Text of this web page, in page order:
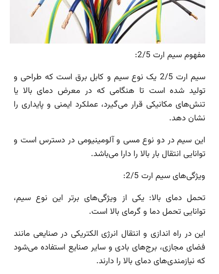
مفهوم سیم ارت 2/5:
سیم ارت 2/5 یک نوع سیم و کابل برق است که طراحی و
تولید شده است تا هنگامی که در معرض دمای بالا یا
تنش‌های مکانیکی قرار می‌گیرد، عملکرد ایمنی و پایداری را
نشان دهد.
این سیم در دو نوع مسی و آلومینیومی در دسترس است و
توانایی انتقال بار بالا را دارا می‌باشد.
ویژگی‌های سیم ارت 2/5:
تحمل دمای بالا: یکی از ویژگی‌های برتر این نوع سیم،
توانایی تحمل دما و گرمای بالا است.
این در راه اندازی و انتقال انرژی الکتریکی در صنایعی مانند
فضای مجازی، برج‌های بادی و سایر صنایع استفاده می‌شود
که نیازمندی‌های دمای بالا را دارند.